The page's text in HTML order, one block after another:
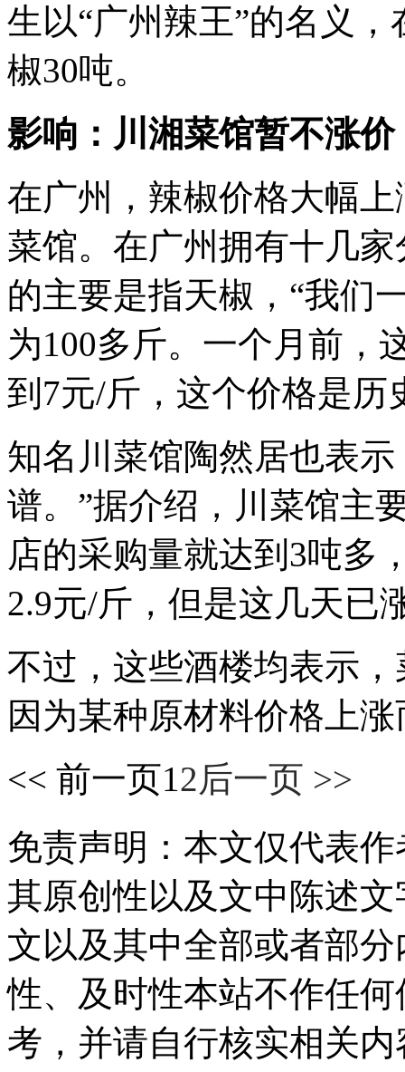
生以“广州辣王”的名义
椒30吨。
影响：川湘菜馆暂不涨价
在广州，辣椒价格大幅
菜馆。在广州拥有十几
的主要是指天椒，“我们
为100多斤。一个月前，
到7元/斤，这个价格是历
知名川菜馆陶然居也表
谱。”据介绍，川菜馆主
店的采购量就达到3吨多
2.9元/斤，但是这几天已
不过，这些酒楼均表示
因为某种原材料价格上
<< 前一页12后一页 >>
免责声明：本文仅代表
其原创性以及文中陈述
文以及其中全部或者部
性、及时性本站不作任
考，并请自行核实相关内